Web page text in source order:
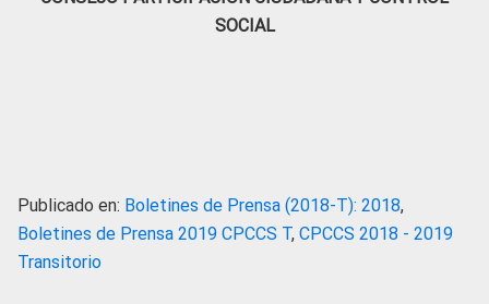
SOCIAL
Publicado en: Boletines de Prensa (2018-T): 2018,
Boletines de Prensa 2019 CPCCS T, CPCCS 2018 - 2019
Transitorio